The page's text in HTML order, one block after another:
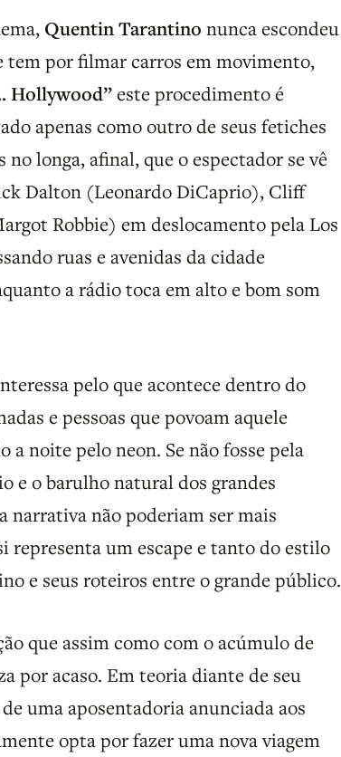
Quentin Tarantino nunca escondeu
tem por filmar carros em movimento,
Hollywood”este procedimento é
apenas como outro de seus fetiches
no longa, afinal, que o espectador se vê
Dalton (Leonardo DiCaprio), Cliff
Robbie) em deslocamento pela Los
ruas e avenidas da cidade
a rádio toca em alto e bom som
pelo que acontece dentro do
e pessoas que povoam aquele
noite pelo neon. Se não fosse pela
e o barulho natural dos grandes
narrativa não poderiam ser mais
representa um escape e tanto do estilo
e seus roteiros entre o grande público.
que assim como com o acúmulo de
por acaso. Em teoria diante de seu
uma aposentadoria anunciada aos
opta por fazer uma nova viagem